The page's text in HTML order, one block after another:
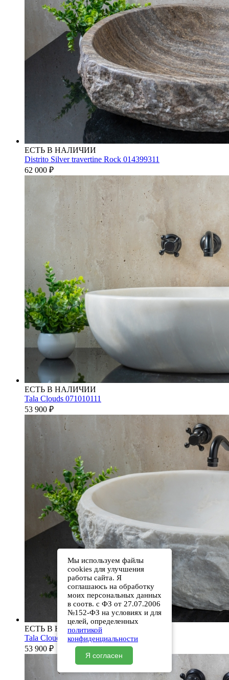
ЕСТЬ В НАЛИЧИИ
Distrito Silver travertine Rock 014399311
62 000 ₽
ЕСТЬ В НАЛИЧИИ
Tala Clouds 071010111
53 900 ₽
ЕСТЬ В НАЛИЧИИ
Tala Clouds Rock 071010311
53 900 ₽
Мы используем файлы
cookies для улучшения
работы сайта. Я
соглашаюсь на обработку
моих персональных данных
в соотв. с ФЗ от 27.07.2006
№152-ФЗ на условиях и для
целей, определенных
политикой
конфиденциальности
Я согласен